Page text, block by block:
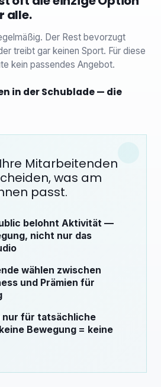
alle.
Der Rest bevorzugt
treibt gar keinen Sport. Für diese
kein passendes Angebot.
in der Schublade — die
Mitarbeitenden
was am
passt.
belohnt Aktivität —
nicht nur das
wählen zwischen
und Prämien für
nur für tatsächliche
Bewegung = keine